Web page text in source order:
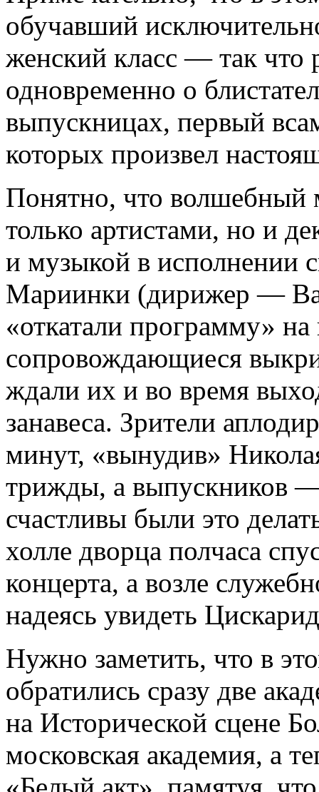
обучавший
женский класс — так что
одновременно о
выпускницах, первый
которых произвел
Понятно, что волшебный
только артистами, но и
и музыкой в исполнении
Мариинки (дирижер —
«откатали программу»
сопровождающиеся
ждали их и во время
занавеса. Зрители
минут, «вынудив»
трижды, а выпускников
счастливы были это
холле дворца полчаса
концерта, а возле
надеясь увидеть
Нужно заметить, что в
обратились сразу две
на Исторической сцене
московская академия, а